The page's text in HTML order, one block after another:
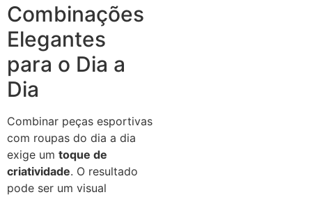
Combinações
Elegantes
para o Dia a
Dia
Combinar peças esportivas
com roupas do dia a dia
exige um toque de
criatividade. O resultado
pode ser um visual